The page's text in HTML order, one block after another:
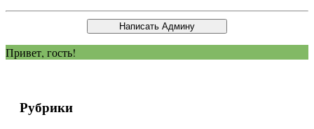
Привет, гость!
Рубрики